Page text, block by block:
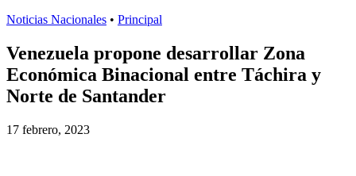
Noticias Nacionales • Principal
Venezuela propone desarrollar Zona
Económica Binacional entre Táchira y
Norte de Santander
17 febrero, 2023